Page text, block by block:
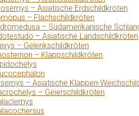
– Asiatische Erdschildkröten
– Flachschildkröten
– Südamerikanische
– Asiatische Landschildkröten
– Gelenkschildkröten
– Klappschildkröten
– Asiatische Klappen-
– Geierschildkröten